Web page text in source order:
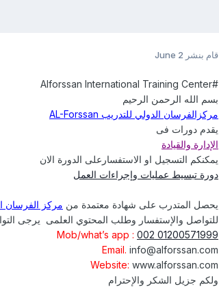
قام بنشر June 2
#Alforssan International Training Center
بسم الله الرحمن الرحيم
مركزالفرسان الدولي للتدريب AL-Forssan
يقدم دورات فى
الإدارة والقيادة
يمكنكم التسجيل او الاستفسارعلى الدورة الان
دورة تبسيط عمليات وإجراءات العمل
يحصل المتدرب على شهادة معتمدة من مركز الفرسان
للتواصل والإستفسار وطلب المحتوي العلمى يرجى
Mob/what’s app : 002 01200571999
Email. info@alforssan.com
Website: www.alforssan.com
ولكم جزيل الشكر والإحترام